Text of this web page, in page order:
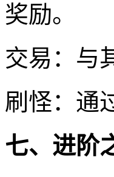
奖励。
交易：与
刷怪：通
七、进阶